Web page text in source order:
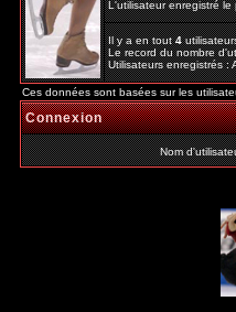
L'utilisateur enregistré
Il y a en tout4
Le record du nombre
Utilisateurs enregistrés :
Ces données sont basées sur les
Connexion
Nom